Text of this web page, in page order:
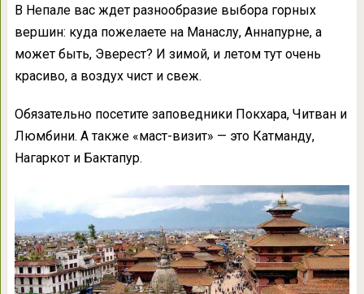
В Непале вас ждет разнообразие выбора горных
вершин: куда пожелаете на Манаслу, Аннапурне, а
может быть, Эверест? И зимой, и летом тут очень
красиво, а воздух чист и свеж.
Обязательно посетите заповедники Покхара, Читван и
Люмбини. А также «маст-визит» — это Катманду,
Нагаркот и Бактапур.